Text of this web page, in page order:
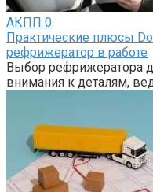
АКПП 0
Практические плюсы
рефрижератор в работе
Выбор рефрижератора
внимания к деталям,